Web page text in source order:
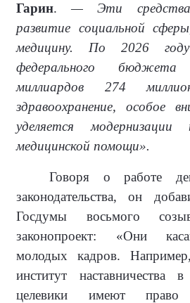
Гарин.— Эти средства
развитие социальной
медицину. По 2026
федерального
миллиардов 274
здравоохранение, особое
уделяется модернизации
медицинской помощи».
Говоря о работе
законодательства, он
Госдумы восьмого
законопроект: «Они
молодых кадров.
институт наставничества
целевики имеют право